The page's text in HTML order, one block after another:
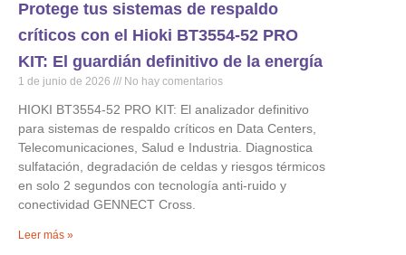
Protege tus sistemas de respaldo
críticos con el Hioki BT3554-52 PRO
KIT: El guardián definitivo de la energía
1 de junio de 2026 No hay comentarios
HIOKI BT3554-52 PRO KIT: El analizador definitivo
para sistemas de respaldo críticos en Data Centers,
Telecomunicaciones, Salud e Industria. Diagnostica
sulfatación, degradación de celdas y riesgos térmicos
en solo 2 segundos con tecnología anti-ruido y
conectividad GENNECT Cross.
Leer más »